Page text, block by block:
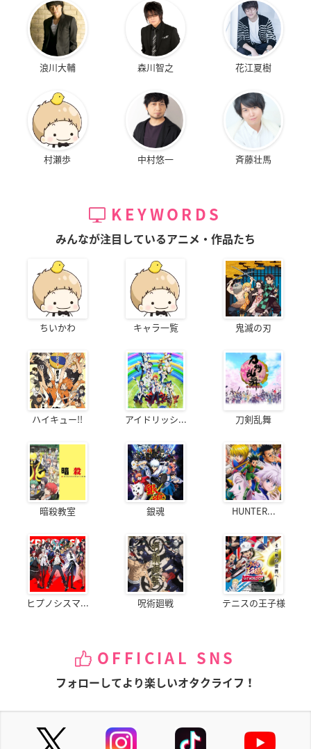
浪川大輔 森川智之 花江夏樹
村瀬歩 中村悠一 斉藤壮馬
KEYWORDS
みんなが注目しているアニメ・作品たち
ちいかわ キャラ一覧 鬼滅の刃
ハイキュー!! アイドリッシ... 刀剣乱舞
暗殺教室 銀魂 HUNTER...
ヒプノシスマ... 呪術廻戦 テニスの王子様
OFFICIAL SNS
フォローしてより楽しいオタクライフ！